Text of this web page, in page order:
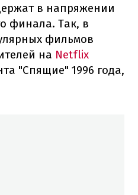
в напряжении
финала. Так, в
фильмов
на Netflix
"Спящие" 1996 года,